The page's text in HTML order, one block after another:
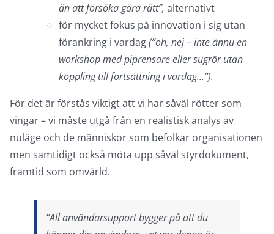
än att försöka göra rätt”, alternativt
för mycket fokus på innovation i sig utan
förankring i vardag(”oh, nej – inte ännu en
workshop med piprensare eller sugrör utan
koppling till fortsättning i vardag…”).
För det är förstås viktigt att vi har såväl rötter som
vingar – vi måste utgå från en realistisk analys av
nuläge och de människor som befolkar organisationen
men samtidigt också möta upp såväl styrdokument,
framtid som omvärld.
”All användarsupport bygger på att du